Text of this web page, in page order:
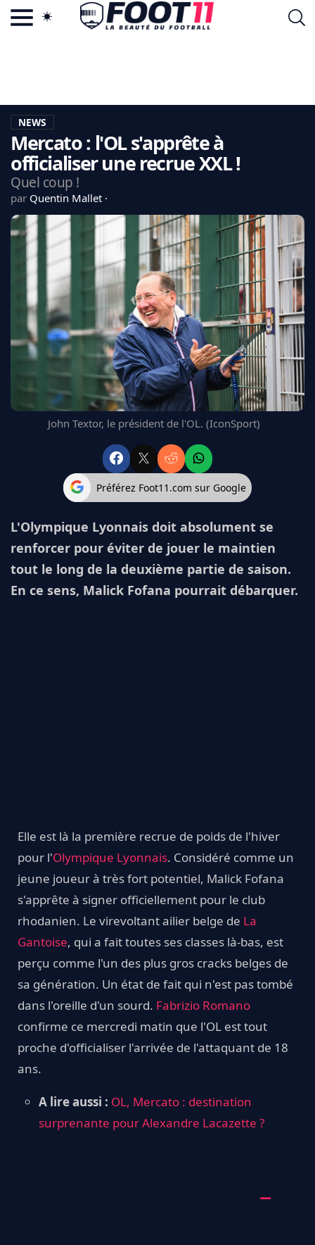
LA CHARTE
VIE PRIVÉE
CGU
CONTACTEZ-NOUS
MERCATO
CDM 2026
EDF
LIGUE 1
REAL MADRID
FC BARCELONE
MANCHESTER UNITED
BAYERN
L'AVIS DE LA RÉDAC'
NEWS
Mercato : l'OL s'apprête à
officialiser une recrue XXL !
Quel coup !
par Quentin Mallet
John Textor, le président de l'OL. (IconSport)
Préférez Foot11.com sur Google
L'Olympique Lyonnais doit absolument se
renforcer pour éviter de jouer le maintien
tout le long de la deuxième partie de saison.
En ce sens, Malick Fofana pourrait débarquer.
Elle est là la première recrue de poids de l'hiver
pour l'Olympique Lyonnais. Considéré comme un
jeune joueur à très fort potentiel, Malick Fofana
s'apprête à signer officiellement pour le club
rhodanien. Le virevoltant ailier belge de La
Gantoise, qui a fait toutes ses classes là-bas, est
perçu comme l'un des plus gros cracks belges de
sa génération. Un état de fait qui n'est pas tombé
dans l'oreille d'un sourd. Fabrizio Romano
confirme ce mercredi matin que l'OL est tout
proche d'officialiser l'arrivée de l'attaquant de 18
ans.
A lire aussi : OL, Mercato : destination
surprenante pour Alexandre Lacazette ?